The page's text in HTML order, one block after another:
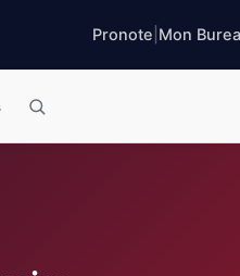
Pronote Mon